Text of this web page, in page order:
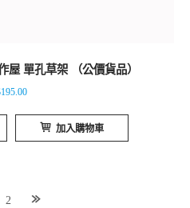
單孔草架 （公價貨品）
195.00
加入購物車
2